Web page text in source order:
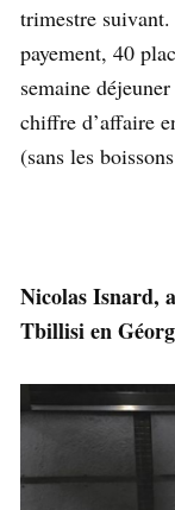
trimestre
payement, 40
semaine
chiffre d’affaire
(sans les
Nicolas Isnard,
Tbillisi en